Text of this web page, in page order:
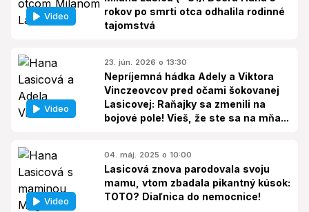
Video
rokov po smrti otca odhalila rodinné
tajomstvá
Video
23. jún. 2026 o 13:30
Nepríjemná hádka Adely a Viktora
Vinczeovcov pred očami šokovanej
Lasicovej: Raňajky sa zmenili na
bojové pole! Vieš, že ste sa na mňa...
Video
04. máj. 2025 o 10:00
Lasicová znova parodovala svoju
mamu, vtom zbadala pikantný kúsok:
TOTO? Diaľnica do nemocnice!